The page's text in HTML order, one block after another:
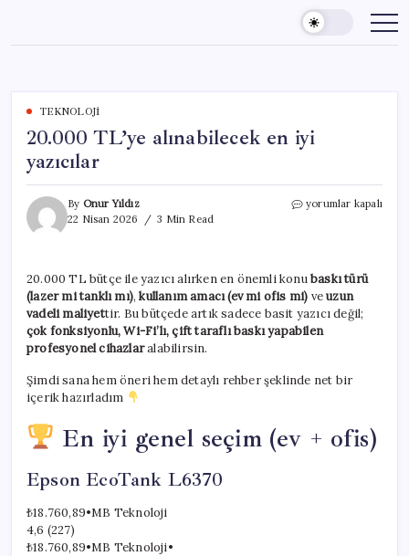
content
TEKNOLOJI
20.000 TL’ye alınabilecek en iyi
yazıcılar
By Onur Yıldız
22 Nisan 2026
3 Min Read
20.000
yazıcılar
için
yorumlar kapalı
20.000 TL bütçe ile yazıcı alırken en önemli konubaskı türü
(lazer mi tanklı mı),kullanım amacı (ev mi ofis mi) veuzun
vadeli maliyettir. Bu bütçede artık sadece basit yazıcı değil;
çok fonksiyonlu, Wi-Fi’lı, çift taraflı baskı yapabilen
profesyonel cihazlaralabilirsin.
Şimdi sana hem öneri hem detaylı rehber şeklinde net bir
içerik hazırladım
En iyi genel seçim (ev + ofis)
Epson EcoTank L6370
₺18.760,89•MB Teknoloji
4,6 (227)
₺18.760,89•MB Teknoloji•